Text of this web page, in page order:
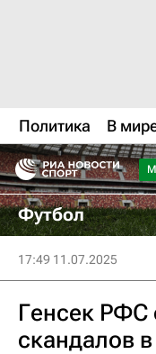
Политика В
Футбол
17:49 11.07.2025
Генсек РФС
скандалов